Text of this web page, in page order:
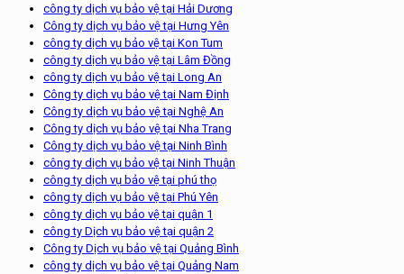
công ty dịch vụ bảo vệ tại Hải Dương
Công ty dịch vụ bảo vệ tại Hưng Yên
công ty dịch vụ bảo vệ tại Kon Tum
công ty dịch vụ bảo vệ tại Lâm Đồng
công ty dịch vụ bảo vệ tại Long An
Công ty dịch vụ bảo vệ tại Nam Định
Công ty dịch vụ bảo vệ tại Nghệ An
Công ty dịch vụ bảo vệ tại Nha Trang
Công ty dịch vụ bảo vệ tại Ninh Bình
công ty dịch vụ bảo vệ tại Ninh Thuận
công ty dịch vụ bảo vệ tại phú thọ
công ty dịch vụ bảo vệ tại Phú Yên
công ty dịch vụ bảo vệ tại quận 1
công ty Dịch vụ bảo vệ tại quận 2
Công ty Dịch vụ bảo vệ tại Quảng Bình
công ty dịch vụ bảo vệ tại Quảng Nam